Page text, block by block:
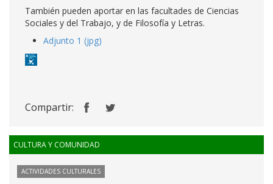
También pueden aportar en las facultades de Ciencias
Sociales y del Trabajo, y de Filosofía y Letras.
Adjunto 1 (jpg)
Compartir:
CULTURA Y COMUNIDAD
ACTIVIDADES CULTURALES